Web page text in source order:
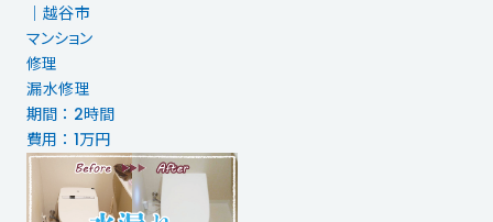
｜越谷市
マンション
修理
漏水修理
期間 ： 2時間
費用 ： 1万円